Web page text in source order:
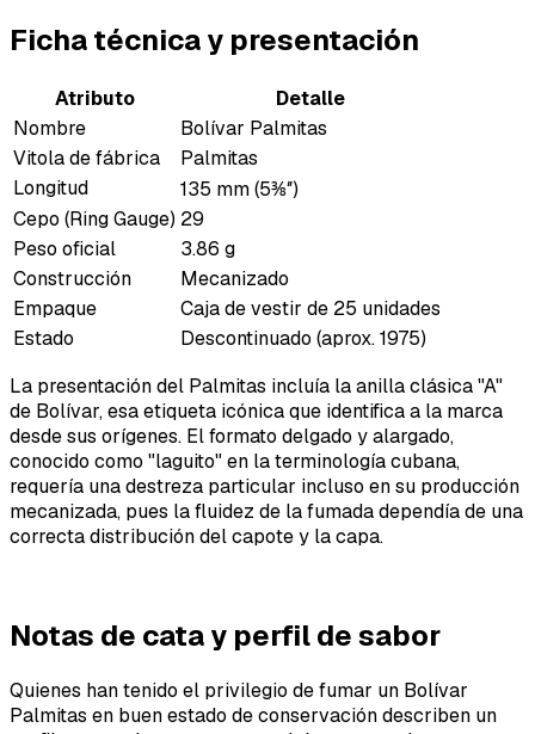
Ficha técnica y presentación
Atributo
Detalle
Nombre
Bolívar Palmitas
Vitola de fábrica
Palmitas
Longitud
135 mm (5⅜″)
Cepo (Ring Gauge) 29
Peso oficial
3.86 g
Construcción
Mecanizado
Empaque
Caja de vestir de 25 unidades
Estado
Descontinuado (aprox. 1975)
La presentación del Palmitas incluía la anilla clásica "A"
de Bolívar, esa etiqueta icónica que identifica a la marca
desde sus orígenes. El formato delgado y alargado,
conocido como "laguito" en la terminología cubana,
requería una destreza particular incluso en su producción
mecanizada, pues la fluidez de la fumada dependía de una
correcta distribución del capote y la capa.
Notas de cata y perfil de sabor
Quienes han tenido el privilegio de fumar un Bolívar
Palmitas en buen estado de conservación describen un